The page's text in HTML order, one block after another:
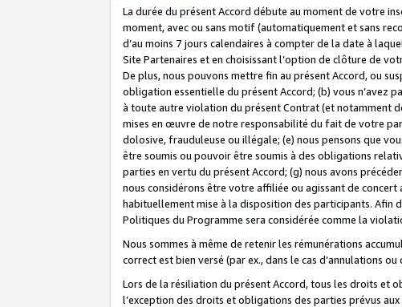
La durée du présent Accord débute au moment de votre
moment, avec ou sans motif (automatiquement et sans
d’au moins 7 jours calendaires à compter de la date à
Site Partenaires et en choisissant l’option de clôture de
De plus, nous pouvons mettre fin au présent Accord, ou
obligation essentielle du présent Accord; (b) vous n’avez
à toute autre violation du présent Contrat (et notamment
mises en œuvre de notre responsabilité du fait de votre
dolosive, frauduleuse ou illégale; (e) nous pensons que
être soumis ou pouvoir être soumis à des obligations
parties en vertu du présent Accord; (g) nous avons
nous considérons être votre affiliée ou agissant de concert
habituellement mise à la disposition des participants. Afin
Politiques du Programme sera considérée comme la
Nous sommes à même de retenir les rémunérations
correct est bien versé (par ex., dans le cas d’annulations ou
Lors de la résiliation du présent Accord, tous les droits et
l’exception des droits et obligations des parties prévus